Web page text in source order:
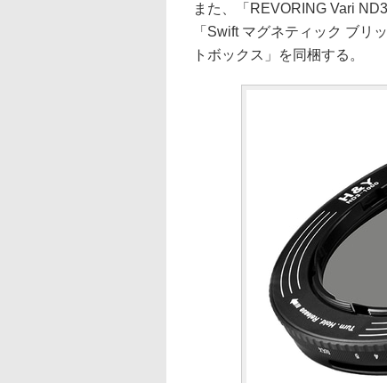
また、「REVORING Vari
「Swift マグネティック ブリ
トボックス」を同梱する。